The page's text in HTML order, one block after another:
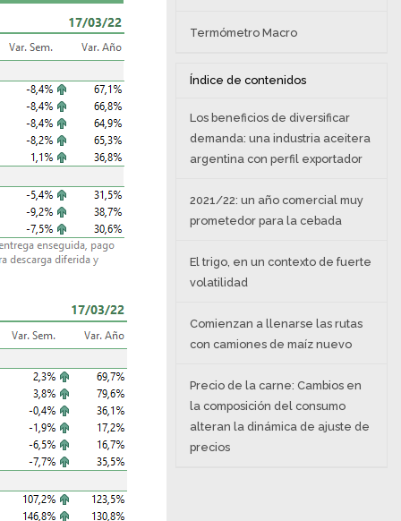
Termómetro Macro
Índice de contenidos
Los beneficios de diversificar
demanda: una industria aceitera
argentina con perfil exportador
2021/22: un año comercial muy
prometedor para la cebada
El trigo, en un contexto de fuerte
volatilidad
Comienzan a llenarse las rutas
con camiones de maíz nuevo
Precio de la carne: Cambios en
la composición del consumo
alteran la dinámica de ajuste de
precios